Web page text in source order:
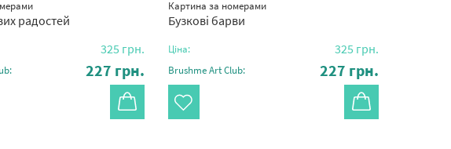
радостей
325 грн.
227 грн.
Картина за номерами
Бузкові барви
Ціна: 325 грн.
Brushme Art Club: 227 грн.